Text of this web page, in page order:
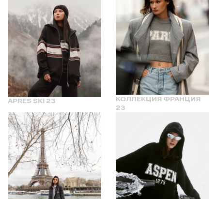
APRES SKI 23
КОЛЛЕКЦИЯ ФРАНЦИЯ
23